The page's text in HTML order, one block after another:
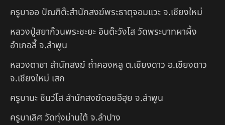
ครูบาออ ปัณฑิต๊ะสำนักสงฆ์พระธาตุจอมแวะ จ.เชียงใหม่
หลวงปู่สยาก๊วนพระชะยะ อินต๊ะวังโส วัดพระบาทผาผึ้ง
อำเภอลี้ จ.ลำพูน
หลวงตาชา สำนักสงฆ์ ถ้ำคองหลู ต.เชียงดาว อ.เชียงดาว
จ.เชียงใหม่ เสก
ครูบานะ ชินวํโส สำนักสงฆ์ดอยอีฮุย จ.ลำพูน
ครูบาเลิศ วัดทุ่งม่านใต้ จ.ลำปาง